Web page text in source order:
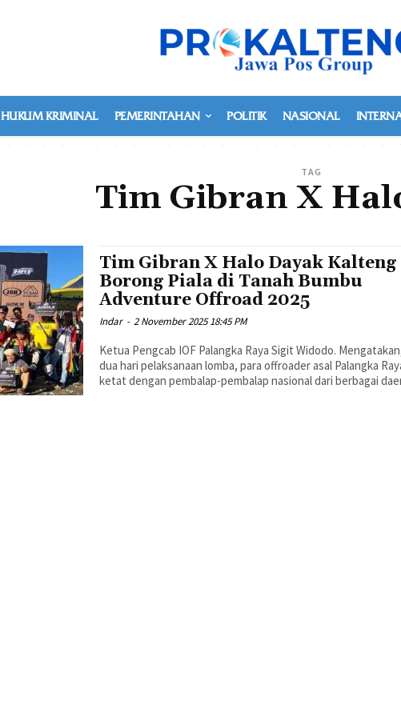
HUKUM KRIMINAL PEMERINTAHAN POLITIK NASIONAL
TAG
Tim Gibran X
Tim Gibran X Halo Dayak Kalteng
Borong Piala di Tanah Bumbu
Adventure Offroad 2025
Indar - 2 November 2025 18:45 PM
Ketua Pengcab IOF Palangka Raya Sigit Widodo.
dua hari pelaksanaan lomba, para offroader asal Palangka
ketat dengan pembalap-pembalap nasional dari berbagai